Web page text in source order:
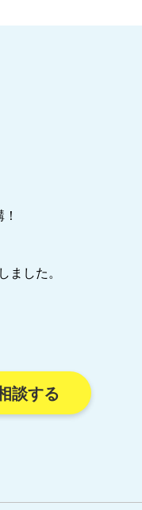
した。
談する